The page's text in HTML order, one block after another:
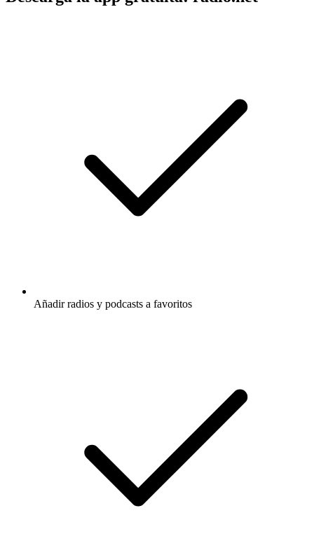
Añadir radios y podcasts a favoritos